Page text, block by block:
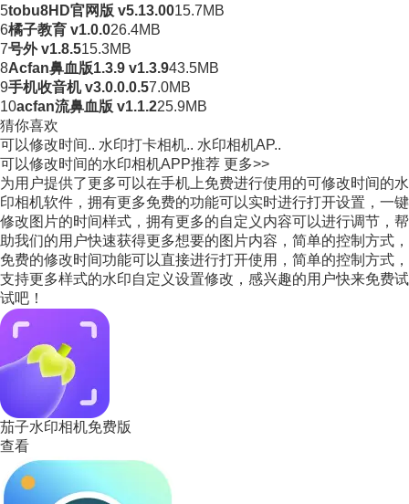
5tobu8HD官网版 v5.13.0015.7MB
6橘子教育 v1.0.026.4MB
7号外 v1.8.515.3MB
8Acfan鼻血版1.3.9 v1.3.943.5MB
9手机收音机 v3.0.0.0.57.0MB
10acfan流鼻血版 v1.1.225.9MB
猜你喜欢
可以修改时间.. 水印打卡相机.. 水印相机AP..
可以修改时间的水印相机APP推荐 更多>>
为用户提供了更多可以在手机上免费进行使用的可修改时间的水
印相机软件，拥有更多免费的功能可以实时进行打开设置，一键
修改图片的时间样式，拥有更多的自定义内容可以进行调节，帮
助我们的用户快速获得更多想要的图片内容，简单的控制方式，
免费的修改时间功能可以直接进行打开使用，简单的控制方式，
支持更多样式的水印自定义设置修改，感兴趣的用户快来免费试
试吧！
茄子水印相机免费版
查看